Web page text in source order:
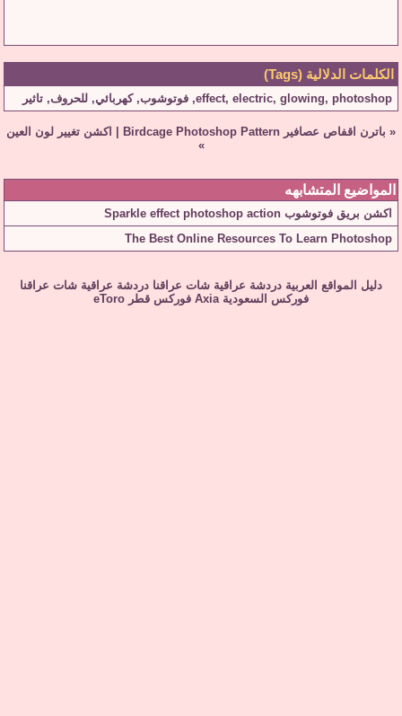
الكلمات الدلالية (Tags)
effect, electric, glowing, photoshop
, فوتوشوب,كهربائي, للحروف, تاثير
« باترن اقفاص عصافير Birdcage Photoshop Pattern
اكشن تغيير لون العين
»
المواضيع المتشابهه
اكشن بريق فوتوشوب Sparkle effect photoshop action
The Best Online Resources To Learn Photoshop
دليل المواقع العربية دردشة عراقية شات عراقنا دردشة عراقية شات عراقنا
فوركس السعودية Axia فوركس قطر eToro